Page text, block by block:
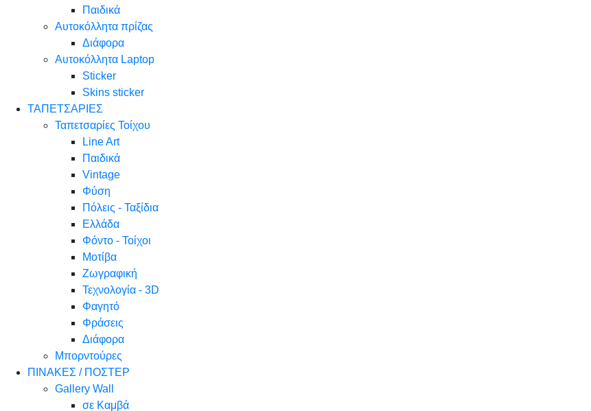
Παιδικά
Αυτοκόλλητα πρίζας
Διάφορα
Αυτοκόλλητα Laptop
Sticker
Skins sticker
ΤΑΠΕΤΣΑΡΙΕΣ
Ταπετσαρίες Τοίχου
Line Art
Παιδικά
Vintage
Φύση
Πόλεις - Ταξίδια
Ελλάδα
Φόντο - Τοίχοι
Μοτίβα
Ζωγραφική
Τεχνολογία - 3D
Φαγητό
Φράσεις
Διάφορα
Μπορντούρες
ΠΙΝΑΚΕΣ / ΠΟΣΤΕΡ
Gallery Wall
σε Καμβά